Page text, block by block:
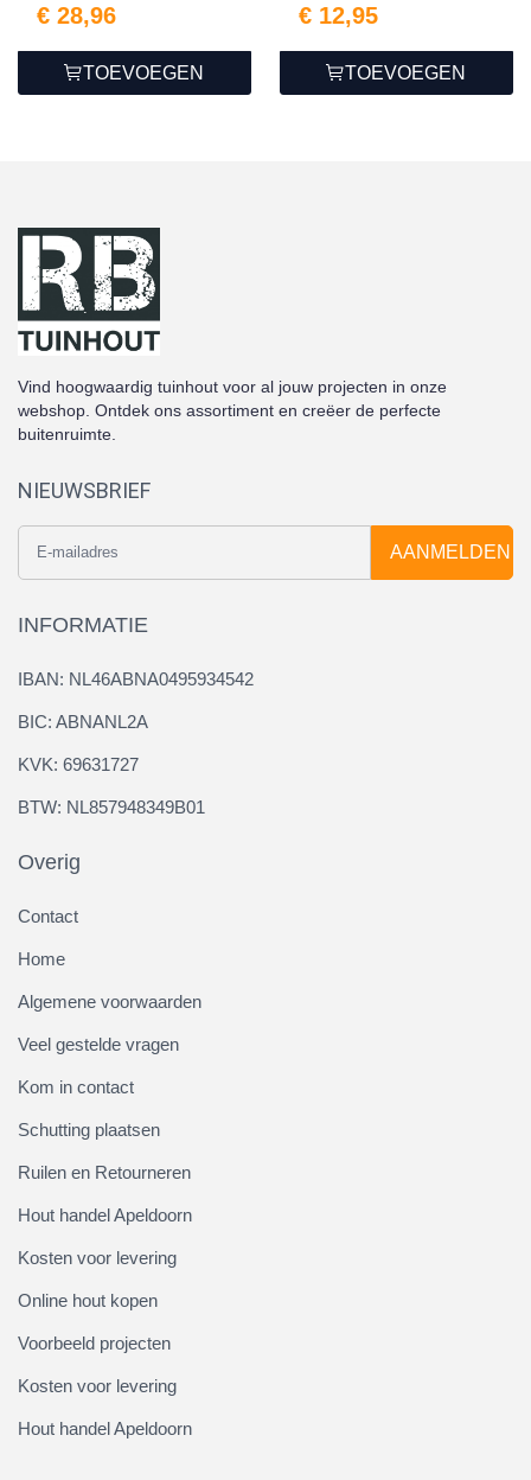
€ 28,96
TOEVOEGEN
€ 12,95
TOEVOEGEN
Vind hoogwaardig tuinhout voor al jouw projecten in onze
webshop. Ontdek ons assortiment en creëer de perfecte
buitenruimte.
NIEUWSBRIEF
AANMELDEN
INFORMATIE
IBAN: NL46ABNA0495934542
BIC: ABNANL2A
KVK: 69631727
BTW: NL857948349B01
Overig
Contact
Home
Algemene voorwaarden
Veel gestelde vragen
Kom in contact
Schutting plaatsen
Ruilen en Retourneren
Hout handel Apeldoorn
Kosten voor levering
Online hout kopen
Voorbeeld projecten
Kosten voor levering
Hout handel Apeldoorn